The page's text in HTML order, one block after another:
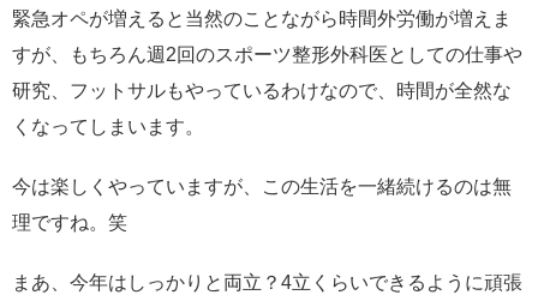
緊急オペが増えると当然のことながら時間外労働が増えま
すが、もちろん週2回のスポーツ整形外科医としての仕事や
研究、フットサルもやっているわけなので、時間が全然な
くなってしまいます。
今は楽しくやっていますが、この生活を一緒続けるのは無
理ですね。笑
まあ、今年はしっかりと両立？4立くらいできるように頑張